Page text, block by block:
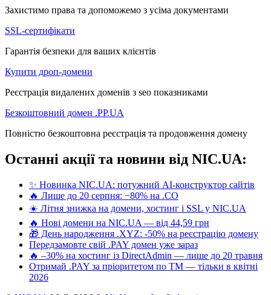
Захистимо права та допоможемо з усіма документами
SSL-сертифікати
Гарантія безпеки для ваших клієнтів
Купити дроп-домени
Реєстрація видалених доменів з seo показниками
Безкоштовний домен .PP.UA
Повністю безкоштовна реєстрація та продовження домену
Останні акції та новини від NIC.UA:
✨ Новинка NIC.UA: потужний AI-конструктор сайтів
🔥 Лише до 20 серпня: −80% на .CO
☀️ Літня знижка на домени, хостинг і SSL у NIC.UA
🔥 Нові домени на NIC.UA — від 44,59 грн
🎁 День народження .XYZ: -50% на реєстрацію домену
Передзамовте свій .PAY домен уже зараз
🔥 –30% на хостинг із DirectAdmin — лише до 20 травня
Отримай .PAY за пріоритетом по ТМ — тільки в квітні
2026